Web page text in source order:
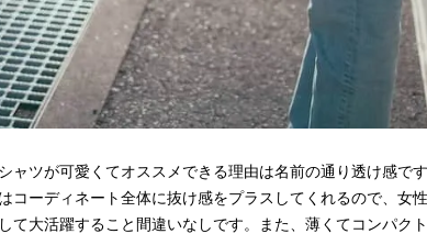
ャツが可愛くてオススメできる理由は名前の通り透け感で
コーディネート全体に抜け感をプラスしてくれるので、女
て大活躍すること間違いなしです。また、薄くてコンパク